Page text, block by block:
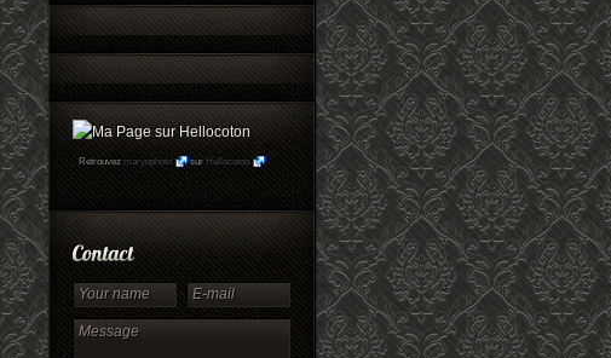
Retrouvez maryophoto sur Hellocoton